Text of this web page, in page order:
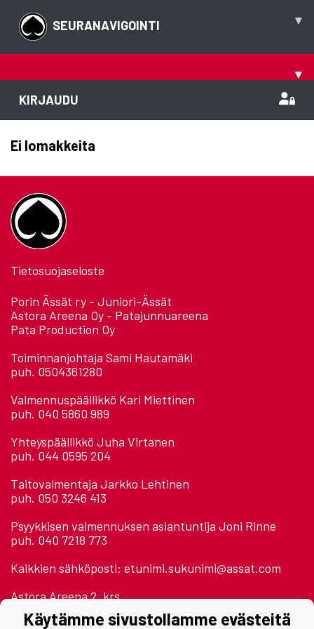
SEURANAVIGOINTI ▾
▾
KIRJAUDU
Ei lomakkeita
Tietosuojaseloste
Porin Ässät ry - Juniori-Ässät
Astora Areena Oy - Patajunnuareena
Pata Production Oy
Toiminnanjohtaja Sami Hautamäki
puh. 0504361280
Valmennuspäällikkö Kari Miettinen
puh. 040 5860 989
Yhteyspäällikkö Juha Virtanen
puh. 044 0595 204
Taitovalmentaja Jarkko Lehtinen
puh. 050 3246 413
Psyykkisen valmennuksen asiantuntija Joni Rinne
puh. 040 7218 773
Kaikkien sähköposti: etunimi.sukunimi@assat.com
Astora Areena 2. krs.
Jäähallinpolku
28500 Pori
Käytämme sivustollamme evästeitä